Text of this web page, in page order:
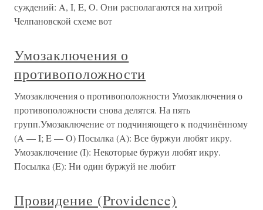
суждений: A, I, E, O. Они располагаются на хитрой
Челпановской схеме вот
Умозаключения о
противоположности
Умозаключения о противоположности Умозаключения о
противоположности снова делятся. На пять
групп.Умозаключение от подчиняющего к подчинённому
(A — I; E — O) Посылка (A): Все буржуи любят икру.
Умозаключение (I): Некоторые буржуи любят икру.
Посылка (E): Ни один буржуй не любит
Провидение (Providence)